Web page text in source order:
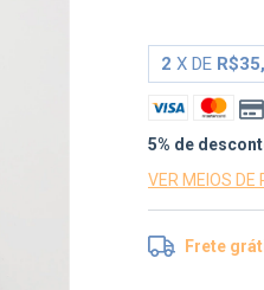
2 X DE
5% de
VER MEIOS DE
Frete